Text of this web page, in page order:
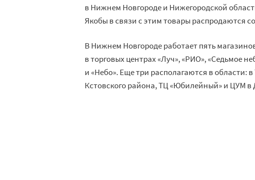
в Нижнем Новгороде и Нижегородской
Якобы в связи с этим товары распродаются
В Нижнем Новгороде работает пять
в торговых центрах «Луч», «РИО», «Седьмое
и «Небо». Еще три располагаются в области: в
Кстовского района, ТЦ «Юбилейный» и ЦУМ в